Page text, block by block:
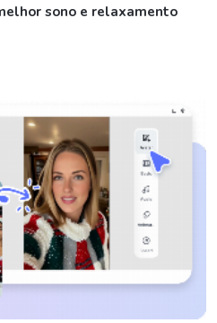
sono e relaxamento